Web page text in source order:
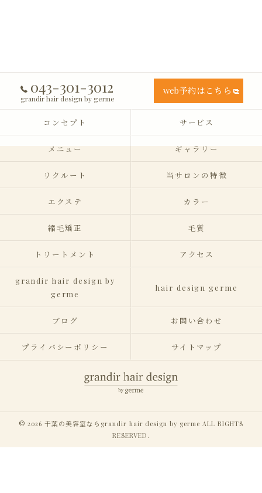
043-301-3012
grandir hair design by germe
web予約はこちら
コンセプト サービス
メニュー ギャラリー
リクルート 当サロンの特徴
エクステ カラー
縮毛矯正 毛質
トリートメント アクセス
grandir hair design by
germe
hair design germe
ブログ お問い合わせ
プライバシーポリシー サイトマップ
© 2026 千葉の美容室ならgrandir hair design by germe ALL RIGHTS
RESERVED.